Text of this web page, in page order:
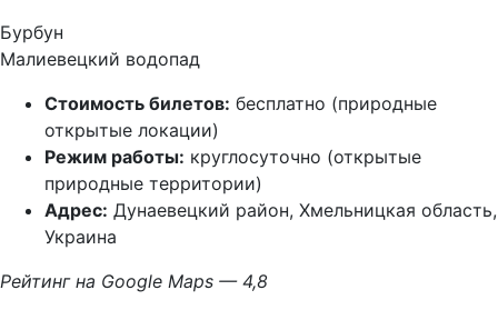
Бурбун
Малиевецкий водопад
Стоимость билетов: бесплатно (природные
открытые локации)
Режим работы: круглосуточно (открытые
природные территории)
Адрес: Дунаевецкий район, Хмельницкая область,
Украина
Рейтинг на Google Maps — 4,8